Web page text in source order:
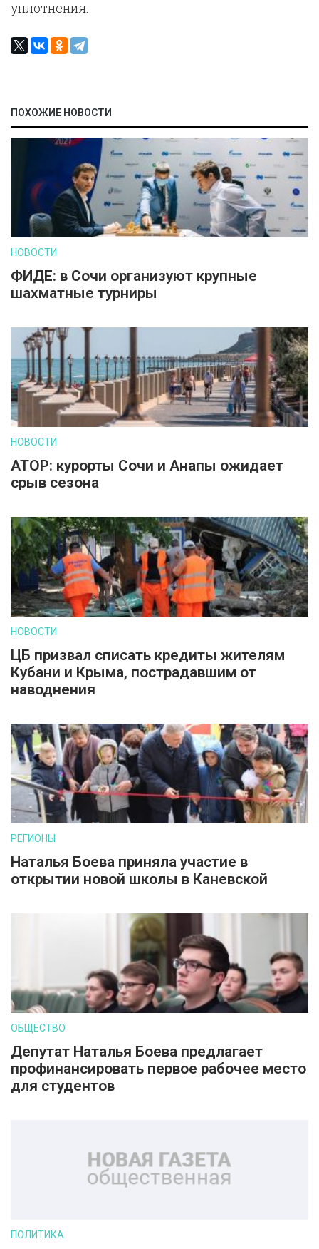
уплотнения.
ПОХОЖИЕ НОВОСТИ
НОВОСТИ
ФИДЕ: в Сочи организуют крупные
шахматные турниры
НОВОСТИ
АТОР: курорты Сочи и Анапы ожидает
срыв сезона
НОВОСТИ
ЦБ призвал списать кредиты жителям
Кубани и Крыма, пострадавшим от
наводнения
РЕГИОНЫ
Наталья Боева приняла участие в
открытии новой школы в Каневской
ОБЩЕСТВО
Депутат Наталья Боева предлагает
профинансировать первое рабочее место
для студентов
ПОЛИТИКА